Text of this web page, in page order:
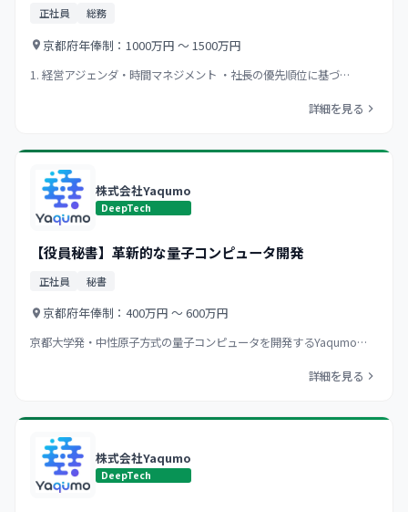
正社員 総務
京都府年俸制：1000万円 〜 1500万円
1. 経営アジェンダ・時間マネジメント ・社長の優先順位に基づ…
詳細を見る
株式会社Yaqumo
DeepTech
【役員秘書】革新的な量子コンピュータ開発
正社員 秘書
京都府年俸制：400万円 〜 600万円
京都大学発・中性原子方式の量子コンピュータを開発するYaqumo…
詳細を見る
株式会社Yaqumo
DeepTech